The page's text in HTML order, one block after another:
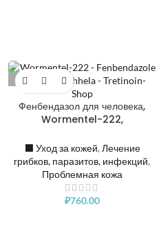
РАСПРОДАНО
Фенбендазол для человека,
Wormentel-222,
блистер
⬛️ Уход за кожей, Лечение
грибков, паразитов, инфекций,
Проблемная кожа
₽760.00